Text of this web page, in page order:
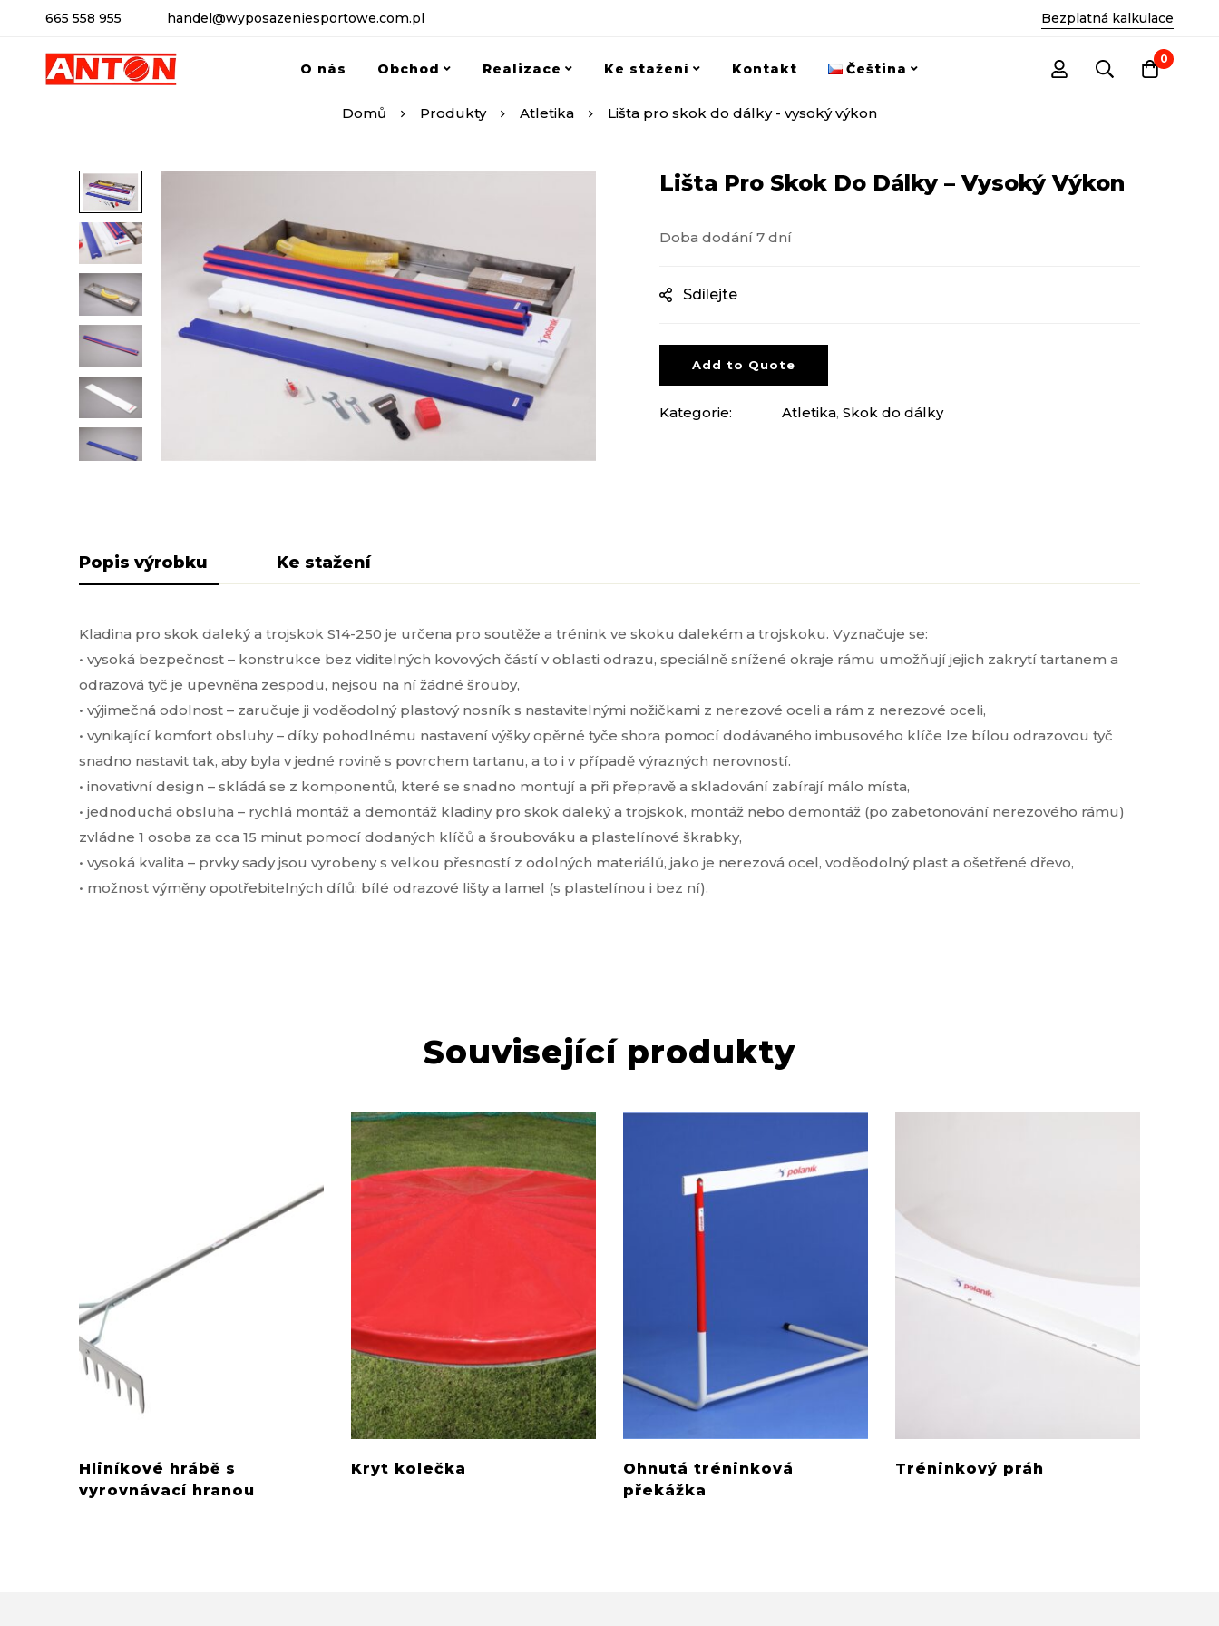
665 558 955 handel@wyposazeniesportowe.com.pl Bezplatná kalkulace
O nás Obchod Realizace Ke stažení Kontakt Čeština
0
Domů Produkty Atletika Lišta pro skok do dálky - vysoký výkon
Lišta Pro Skok Do Dálky – Vysoký Výkon
Doba dodání 7 dní
Sdílejte
Add to Quote
Kategorie: Atletika, Skok do dálky
Popis produktu Pliki do pobrania
Kladina pro skok daleký a trojskok S14-250 je určena pro soutěže a trénink ve skoku dalekém a trojskoku. Vyznačuje se:
• vysoká bezpečnost – konstrukce bez viditelných kovových částí v oblasti odrazu, speciálně snížené okraje rámu umožňují jejich zakrytí tartanem a
odrazová tyč je upevněna zespodu, nejsou na ní žádné šrouby,
• výjimečná odolnost – zaručuje ji voděodolný plastový nosník s nastavitelnými nožičkami z nerezové oceli a rám z nerezové oceli,
• vynikající komfort obsluhy – díky pohodlnému nastavení výšky opěrné tyče shora pomocí dodávaného imbusového klíče lze bílou odrazovou tyč
snadno nastavit tak, aby byla v jedné rovině s povrchem tartanu, a to i v případě výrazných nerovností.
• inovativní design – skládá se z komponentů, které se snadno montují a při přepravě a skladování zabírají málo místa,
• jednoduchá obsluha – rychlá montáž a demontáž kladiny pro skok daleký a trojskok, montáž nebo demontáž (po zabetonování nerezového rámu)
zvládne 1 osoba za cca 15 minut pomocí dodaných klíčů a šroubováku a plastelínové škrabky,
• vysoká kvalita – prvky sady jsou vyrobeny s velkou přesností z odolných materiálů, jako je nerezová ocel, voděodolný plast a ošetřené dřevo,
• možnost výměny opotřebitelných dílů: bílé odrazové lišty a lamel (s plastelínou i bez ní).
Související produkty
Hliníkové hrábě s
vyrovnávací hranou
Kryt kolečka
Ohnutá tréninková
překážka
Tréninkový práh